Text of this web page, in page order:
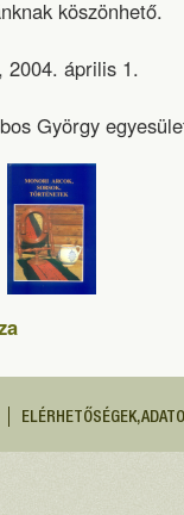
köszönhető.
2004. április 1.
György
ELÉRHETŐSÉGEK,